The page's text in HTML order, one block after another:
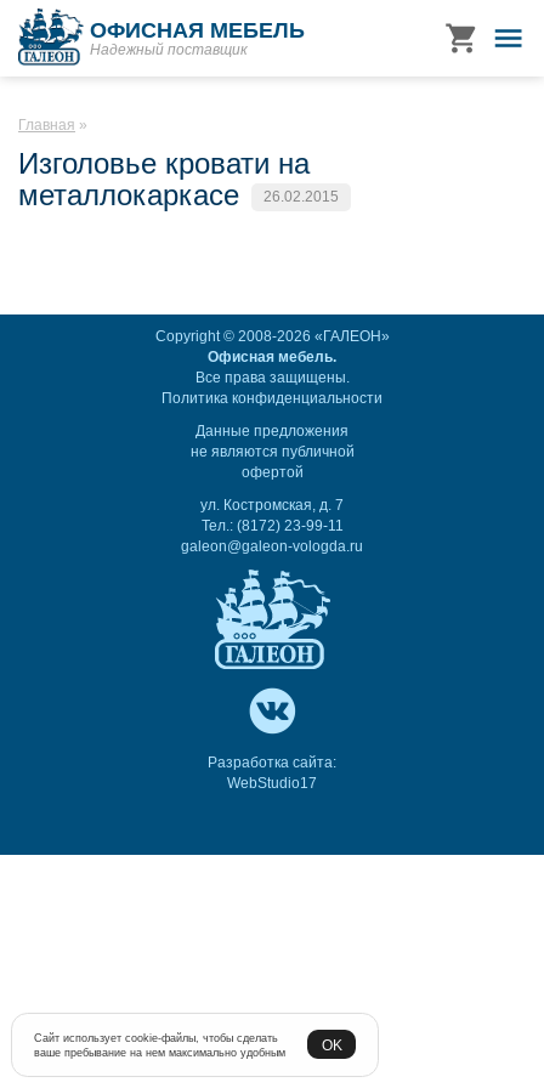
ОФИСНАЯ МЕБЕЛЬ
Надежный поставщик
Главная
Изголовье кровати на
металлокаркасе
26.02.2015
Copyright © 2008-2026 «ГАЛЕОН»
Офисная мебель.
Все права защищены.
Политика конфиденциальности
Данные предложения
не являются публичной
офертой
ул. Костромская, д. 7
Тел.: (8172) 23-99-11
galeon@galeon-vologda.ru
Разработка сайта:
WebStudio17
Сайт использует cookie-файлы, чтобы сделать
ваше пребывание на нем максимально удобным
OK